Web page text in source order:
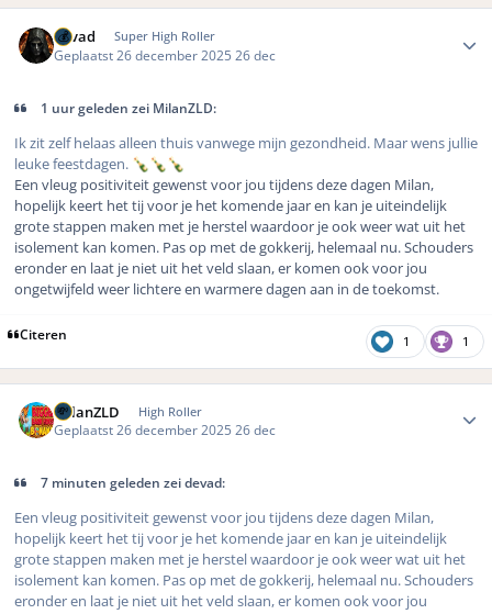
devad Super High Roller
Geplaatst 26 december 2025 26 dec
1 uur geleden zei MilanZLD:
Ik zit zelf helaas alleen thuis vanwege mijn gezondheid. Maar wens jullie
leuke feestdagen. 🍾 🍾 🍾
Een vleug positiviteit gewenst voor jou tijdens deze dagen Milan,
hopelijk keert het tij voor je het komende jaar en kan je uiteindelijk
grote stappen maken met je herstel waardoor je ook weer wat uit het
isolement kan komen. Pas op met de gokkerij, helemaal nu. Schouders
eronder en laat je niet uit het veld slaan, er komen ook voor jou
ongetwijfeld weer lichtere en warmere dagen aan in de toekomst.
Citeren 1 1
MilanZLD High Roller
Geplaatst 26 december 2025 26 dec
7 minuten geleden zei devad:
Een vleug positiviteit gewenst voor jou tijdens deze dagen Milan,
hopelijk keert het tij voor je het komende jaar en kan je uiteindelijk
grote stappen maken met je herstel waardoor je ook weer wat uit het
isolement kan komen. Pas op met de gokkerij, helemaal nu. Schouders
eronder en laat je niet uit het veld slaan, er komen ook voor jou